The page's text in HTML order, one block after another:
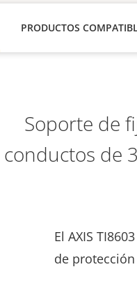
PRODUCTOS
Soporte de
conductos de
El AXIS
de